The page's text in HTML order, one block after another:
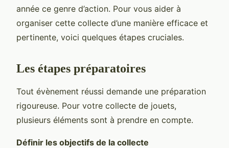
année ce genre d’action. Pour vous aider à
organiser cette collecte d’une manière efficace et
pertinente, voici quelques étapes cruciales.
Les étapes préparatoires
Tout évènement réussi demande une préparation
rigoureuse. Pour votre collecte de jouets,
plusieurs éléments sont à prendre en compte.
Définir les objectifs de la collecte